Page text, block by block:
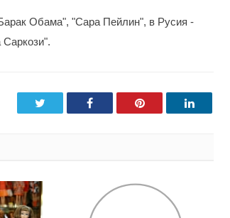
Обама", "Сара Пейлин", в Русия -
Facebook Pinterest LinkedIn